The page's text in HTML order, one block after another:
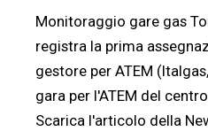
Monitoraggio gare gas
registra la prima
gestore per ATEM
gara per l'ATEM del
Scarica l'articolo della